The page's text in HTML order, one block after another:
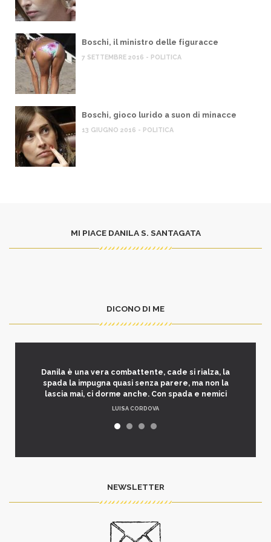
Boschi, il ministro delle figuracce
7 SETTEMBRE 2016 - POLITICA
Boschi, gioco lurido a suon di minacce
13 GIUGNO 2016 - POLITICA
MI PIACE DANILA S. SANTAGATA
DICONO DI ME
Danila è una vera combattente, cade si rialza, la
spada la impugna quasi senza parere, ma non la
lascia mai, ci dorme anche. Con spada e nemici
LUISA CORDOVA
NEWSLETTER